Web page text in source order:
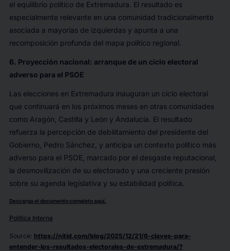
el equilibrio político de Extremadura. El resultado es
especialmente relevante en una comunidad tradicionalmente
asociada a mayorías de izquierdas y apunta a una
recomposición profunda del mapa político regional.
6. Proyección nacional: arranque de un ciclo electoral
adverso para el PSOE
Las elecciones en Extremadura inauguran un ciclo electoral
que continuará en los próximos meses en otras comunidades
como Aragón, Castilla y León y Andalucía. El resultado
refuerza la percepción de debilitamiento del presidente del
Gobierno, Pedro Sánchez, y anticipa un contexto político más
adverso para el PSOE, marcado por el desgaste reputacional,
la desmovilización de su electorado y una creciente presión
sobre su agenda legislativa y su estabilidad política.
Descarga el documento completo aquí.
Politica Interna
Source: https://nitid.com/blog/2025/12/21/6-claves-para-
entender-los-resultados-electorales-de-extremadura/?